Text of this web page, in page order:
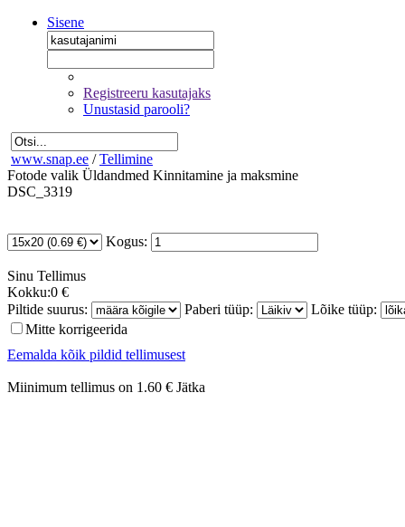
Sisene
Registreeru kasutajaks
Unustasid parooli?
www.snap.ee / Tellimine
Fotode valik Üldandmed Kinnitamine ja maksmine
DSC_3319
Kogus:
Sinu Tellimus
Kokku:0 €
Piltide suurus:
Paberi tüüp:
Lõike tüüp:
Mitte korrigeerida
Eemalda kõik pildid tellimusest
Miinimum tellimus on 1.60 € Jätka